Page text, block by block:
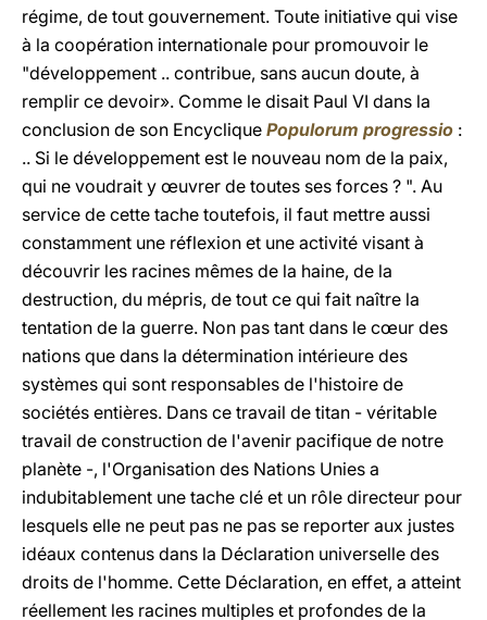
régime, de tout gouvernement. Toute initiative qui vise
à la coopération internationale pour promouvoir le
"développement .. contribue, sans aucun doute, à
remplir ce devoir». Comme le disait Paul VI dans la
conclusion de son Encyclique Populorum progressio :
.. Si le développement est le nouveau nom de la paix,
qui ne voudrait y œuvrer de toutes ses forces ? ". Au
service de cette tache toutefois, il faut mettre aussi
constamment une réflexion et une activité visant à
découvrir les racines mêmes de la haine, de la
destruction, du mépris, de tout ce qui fait naître la
tentation de la guerre. Non pas tant dans le cœur des
nations que dans la détermination intérieure des
systèmes qui sont responsables de l'histoire de
sociétés entières. Dans ce travail de titan - véritable
travail de construction de l'avenir pacifique de notre
planète -, l'Organisation des Nations Unies a
indubitablement une tache clé et un rôle directeur pour
lesquels elle ne peut pas ne pas se reporter aux justes
idéaux contenus dans la Déclaration universelle des
droits de l'homme. Cette Déclaration, en effet, a atteint
réellement les racines multiples et profondes de la